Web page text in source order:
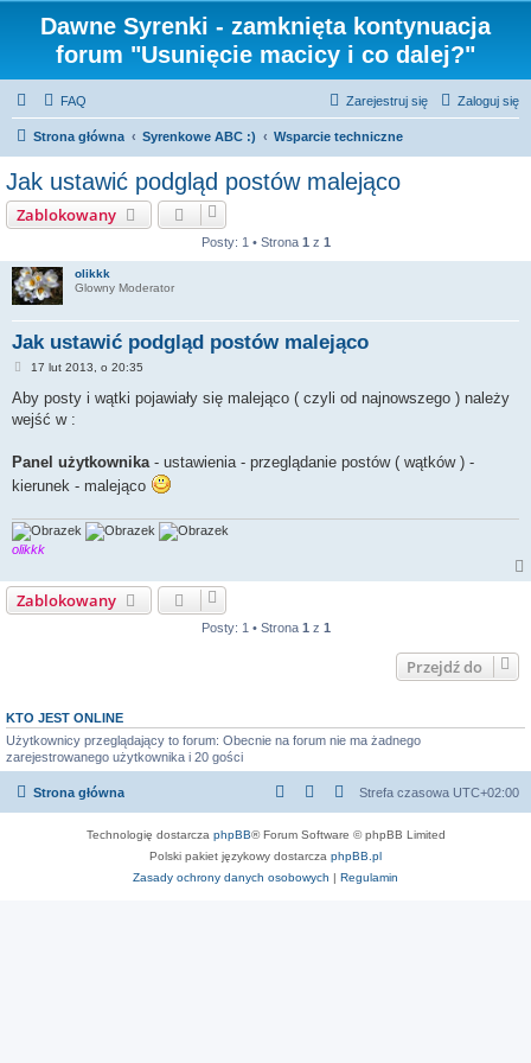
Dawne Syrenki - zamknięta kontynuacja
forum "Usunięcie macicy i co dalej?"
FAQ Zaloguj się
Zarejestruj się
Strona główna Syrenkowe ABC :) Wsparcie techniczne
Jak ustawić podgląd postów malejąco
Zablokowany
Posty: 1 • Strona 1 z 1
olikkk
Glowny Moderator
Jak ustawić podgląd postów malejąco
P
s
17 lut 2013, o 20:35
Aby posty i wątki pojawiały się malejąco ( czyli od najnowszego ) należy
wejść w :
Panel użytkownika- ustawienia - przeglądanie postów ( wątków ) -
kierunek - malejąco
olikkk
Zablokowany
Posty: 1 • Strona 1 z 1
Przejdź do
KTO JEST ONLINE
Użytkownicy przeglądający to forum: Obecnie na forum nie ma żadnego
zarejestrowanego użytkownika i 20 gości
Strona główna Strefa czasowa UTC+02:00
Technologię dostarcza phpBB® Forum Software © phpBB Limited
Polski pakiet językowy dostarcza phpBB.pl
Zasady ochrony danych osobowych
Regulamin